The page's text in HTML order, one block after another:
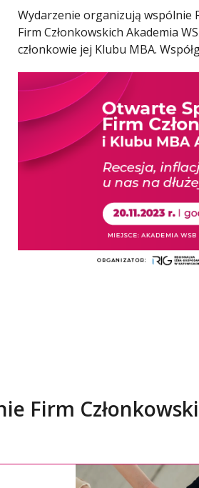
Wydarzenie organizują wspólnie
Firm Członkowskich Akademia
członkowie jej Klubu MBA.
Firm